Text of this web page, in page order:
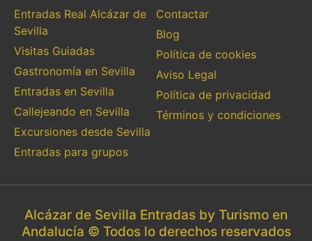
Entradas Real Alcázar de
Sevilla
Visitas Guiadas
Gastronomía en Sevilla
Entradas en Sevilla
Callejeando en Sevilla
Excursiones desde Sevilla
Entradas para grupos
Contactar
Blog
Política de cookies
Aviso Legal
Política de privacidad
Términos y condiciones
Alcázar de Sevilla Entradas by Turismo en
Andalucía © Todos lo derechos reservados